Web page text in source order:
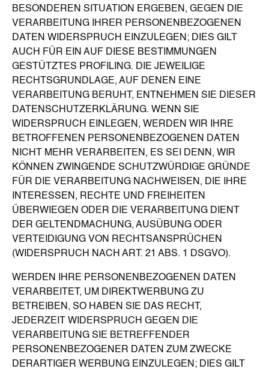
BESONDEREN SITUATION ERGEBEN, GEGEN DIE
VERARBEITUNG IHRER PERSONENBEZOGENEN
DATEN WIDERSPRUCH EINZULEGEN; DIES GILT
AUCH FÜR EIN AUF DIESE BESTIMMUNGEN
GESTÜTZTES PROFILING. DIE JEWEILIGE
RECHTSGRUNDLAGE, AUF DENEN EINE
VERARBEITUNG BERUHT, ENTNEHMEN SIE DIESER
DATENSCHUTZERKLÄRUNG. WENN SIE
WIDERSPRUCH EINLEGEN, WERDEN WIR IHRE
BETROFFENEN PERSONENBEZOGENEN DATEN
NICHT MEHR VERARBEITEN, ES SEI DENN, WIR
KÖNNEN ZWINGENDE SCHUTZWÜRDIGE GRÜNDE
FÜR DIE VERARBEITUNG NACHWEISEN, DIE IHRE
INTERESSEN, RECHTE UND FREIHEITEN
ÜBERWIEGEN ODER DIE VERARBEITUNG DIENT
DER GELTENDMACHUNG, AUSÜBUNG ODER
VERTEIDIGUNG VON RECHTSANSPRÜCHEN
(WIDERSPRUCH NACH ART. 21 ABS. 1 DSGVO).
WERDEN IHRE PERSONENBEZOGENEN DATEN
VERARBEITET, UM DIREKTWERBUNG ZU
BETREIBEN, SO HABEN SIE DAS RECHT,
JEDERZEIT WIDERSPRUCH GEGEN DIE
VERARBEITUNG SIE BETREFFENDER
PERSONENBEZOGENER DATEN ZUM ZWECKE
DERARTIGER WERBUNG EINZULEGEN; DIES GILT